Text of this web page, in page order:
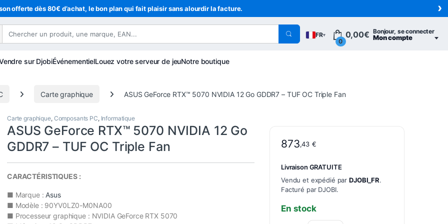
offerte dès 80€ d’achat, le bon plan qui fait plaisir sans alourdir la facture. ›
FR▾ Bonjour, se connecter
Mon compte
0
0,00€
sur DjobiÉvénementielLouez votre serveur de jeuNotre boutique
Carte graphique ASUS GeForce RTX™ 5070 NVIDIA 12 Go GDDR7 – TUF OC Triple Fan
Carte graphique, Composants PC, Informatique
ASUS GeForce RTX™ 5070 NVIDIA 12 Go
GDDR7 – TUF OC Triple Fan
CARACTÉRISTIQUES :
■ Marque : Asus
■ Modèle : 90YV0LZ0-M0NA00
■ Processeur graphique : NVIDIA GeForce RTX 5070
873,43 €
Livraison GRATUITE
Vendu et expédié parDJOBI_FR.
Facturé par DJOBI.
En stock